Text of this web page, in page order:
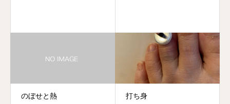
のぼせと熱 打ち身